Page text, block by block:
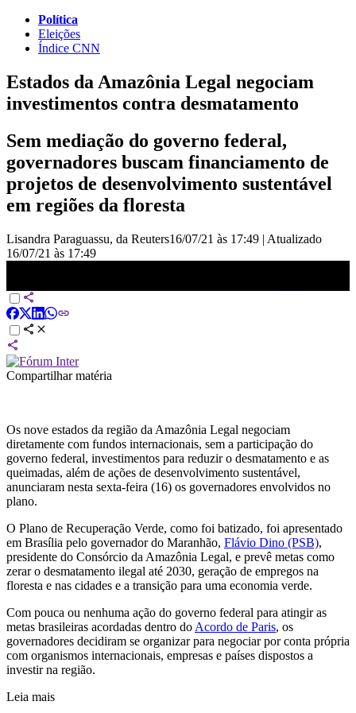
Política
Eleições
Índice CNN
Estados da Amazônia Legal negociam
investimentos contra desmatamento
Sem mediação do governo federal,
governadores buscam financiamento de
projetos de desenvolvimento sustentável
em regiões da floresta
Lisandra Paraguassu, da Reuters16/07/21 às 17:49 | Atualizado
16/07/21 às 17:49
Compartilhar matéria
Os nove estados da região da Amazônia Legal negociam
diretamente com fundos internacionais, sem a participação do
governo federal, investimentos para reduzir o desmatamento e as
queimadas, além de ações de desenvolvimento sustentável,
anunciaram nesta sexta-feira (16) os governadores envolvidos no
plano.
O Plano de Recuperação Verde, como foi batizado, foi apresentado
em Brasília pelo governador do Maranhão, Flávio Dino (PSB),
presidente do Consórcio da Amazônia Legal, e prevê metas como
zerar o desmatamento ilegal até 2030, geração de empregos na
floresta e nas cidades e a transição para uma economia verde.
Com pouca ou nenhuma ação do governo federal para atingir as
metas brasileiras acordadas dentro do Acordo de Paris, os
governadores decidiram se organizar para negociar por conta própria
com organismos internacionais, empresas e países dispostos a
investir na região.
Leia mais